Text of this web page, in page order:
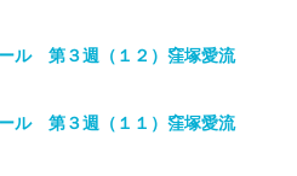
ール 第３週（１２）窪塚愛流
ール 第３週（１１）窪塚愛流